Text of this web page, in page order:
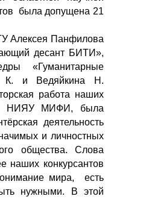
была допущена 21
Алексея Панфилова
десант БИТИ»,
«Гуманитарные
К. и Ведяйкина Н.
работа наших
НИЯУ МИФИ, была
деятельность
и личностных
общества. Слова
наших конкурсантов
мира, есть
нужными. В этой